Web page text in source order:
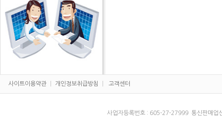
사이트이용약관 개인정보취급방침 고객센터
사업자등록번호 : 605-27-27999 통신판매업